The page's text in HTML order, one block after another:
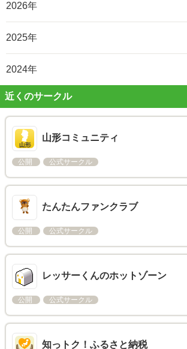
2026年
2025年
2024年
近くのサークル
山形コミュニティ
公開 公式サークル
たんたんファンクラブ
公開 公式サークル
レッサーくんのホットゾーン
公開 公式サークル
知っトク！ふるさと納税